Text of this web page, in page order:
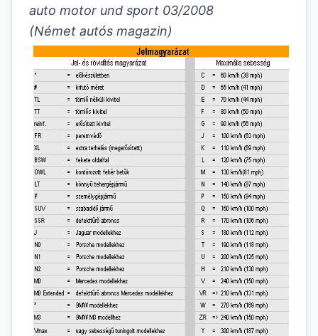
auto motor und sport 03/2008
(Német autós magazin)